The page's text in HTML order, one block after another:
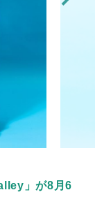
」が8月6